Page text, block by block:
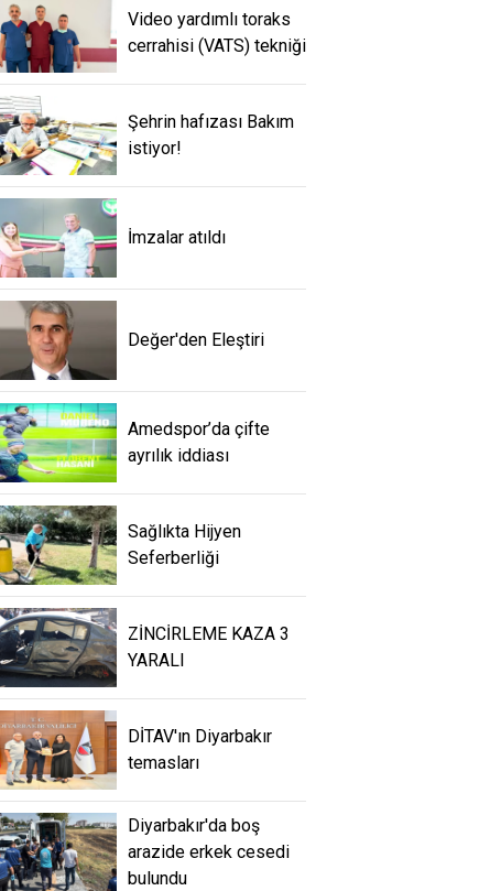
Video yardımlı toraks
cerrahisi (VATS) tekniği
Şehrin hafızası Bakım
istiyor!
İmzalar atıldı
Değer'den Eleştiri
Amedspor’da çifte
ayrılık iddiası
Sağlıkta Hijyen
Seferberliği
ZİNCİRLEME KAZA 3
YARALI
DİTAV'ın Diyarbakır
temasları
Diyarbakır'da boş
arazide erkek cesedi
bulundu